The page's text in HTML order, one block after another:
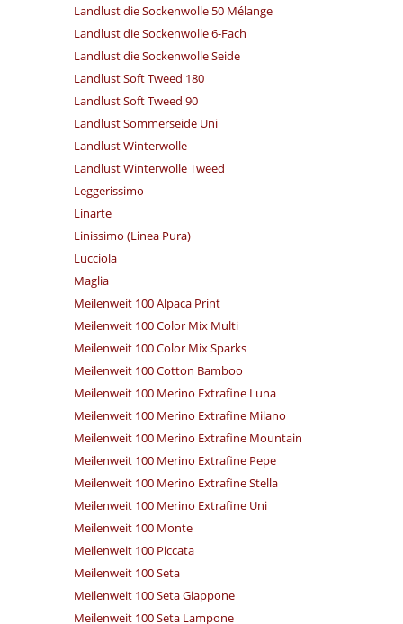
Landlust die Sockenwolle 50 Mélange
Landlust die Sockenwolle 6-Fach
Landlust die Sockenwolle Seide
Landlust Soft Tweed 180
Landlust Soft Tweed 90
Landlust Sommerseide Uni
Landlust Winterwolle
Landlust Winterwolle Tweed
Leggerissimo
Linarte
Linissimo (Linea Pura)
Lucciola
Maglia
Meilenweit 100 Alpaca Print
Meilenweit 100 Color Mix Multi
Meilenweit 100 Color Mix Sparks
Meilenweit 100 Cotton Bamboo
Meilenweit 100 Merino Extrafine Luna
Meilenweit 100 Merino Extrafine Milano
Meilenweit 100 Merino Extrafine Mountain
Meilenweit 100 Merino Extrafine Pepe
Meilenweit 100 Merino Extrafine Stella
Meilenweit 100 Merino Extrafine Uni
Meilenweit 100 Monte
Meilenweit 100 Piccata
Meilenweit 100 Seta
Meilenweit 100 Seta Giappone
Meilenweit 100 Seta Lampone